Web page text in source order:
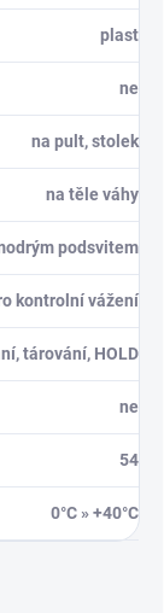
plast
ne
na pult, stolek
na těle váhy
podsvitem
kontrolní vážení
tárování, HOLD
ne
54
0°C » +40°C